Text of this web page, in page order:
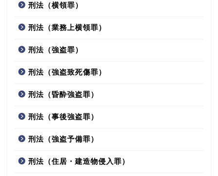
刑法（横領罪）
刑法（業務上横領罪）
刑法（強盗罪）
刑法（強盗致死傷罪）
刑法（昏酔強盗罪）
刑法（事後強盗罪）
刑法（強盗予備罪）
刑法（住居・建造物侵入罪）